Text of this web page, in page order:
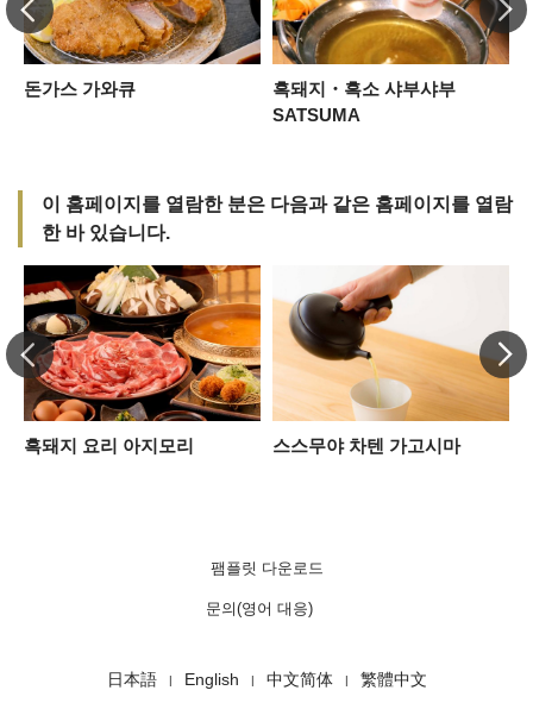
돈가스 가와큐
흑돼지・흑소 샤부샤부
SATSUMA
이 홈페이지를 열람한 분은 다음과 같은 홈페이지를 열람
한 바 있습니다.
흑돼지 요리 아지모리 스스무야 차텐 가고시마
팸플릿 다운로드
문의(영어 대응)
日本語 English 中文简体 繁體中文